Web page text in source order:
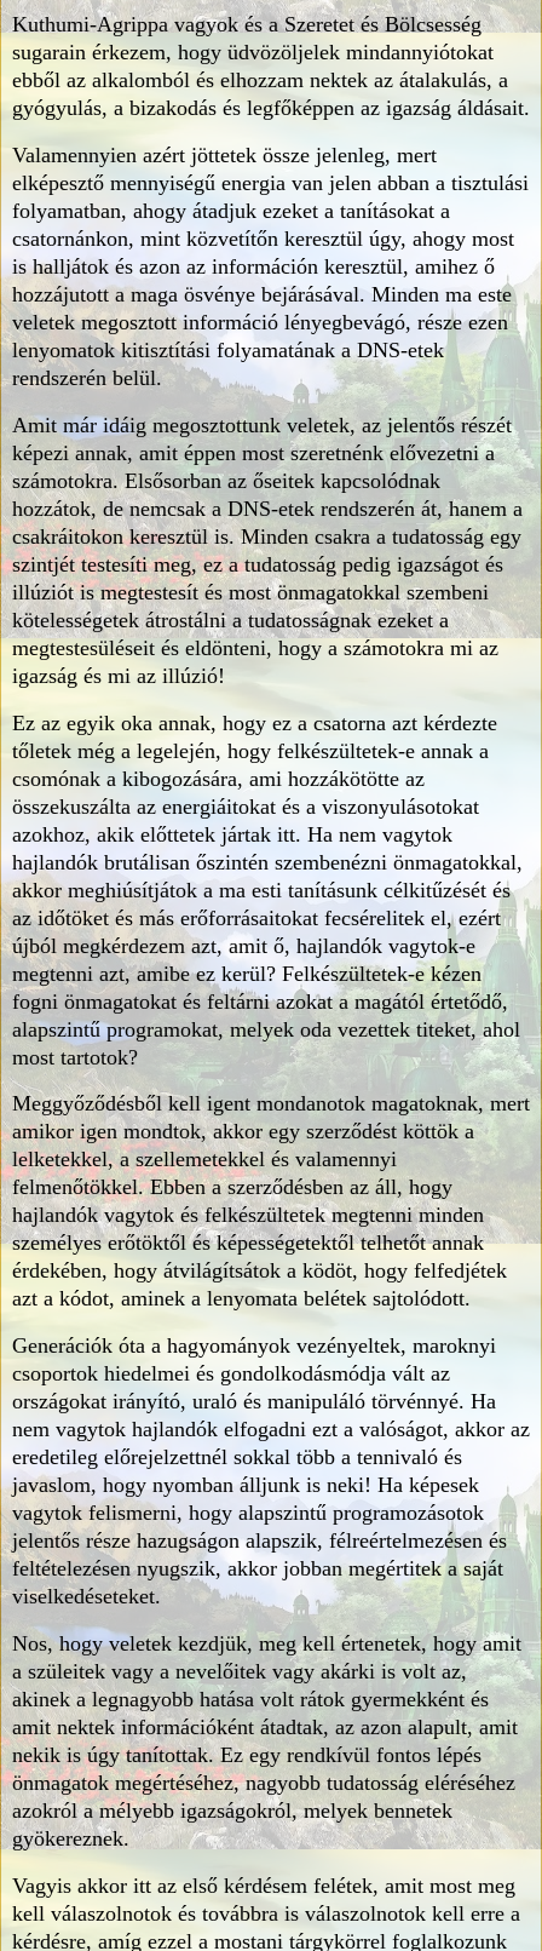
Kuthumi-Agrippa vagyok és a Szeretet és Bölcsesség
sugarain érkezem, hogy üdvözöljelek mindannyiótokat
ebből az alkalomból és elhozzam nektek az átalakulás, a
gyógyulás, a bizakodás és legfőképpen az igazság áldásait.
Valamennyien azért jöttetek össze jelenleg, mert
elképesztő mennyiségű energia van jelen abban a tisztulási
folyamatban, ahogy átadjuk ezeket a tanításokat a
csatornánkon, mint közvetítőn keresztül úgy, ahogy most
is halljátok és azon az információn keresztül, amihez ő
hozzájutott a maga ösvénye bejárásával. Minden ma este
veletek megosztott információ lényegbevágó, része ezen
lenyomatok kitisztítási folyamatának a DNS-etek
rendszerén belül.
Amit már idáig megosztottunk veletek, az jelentős részét
képezi annak, amit éppen most szeretnénk elővezetni a
számotokra. Elsősorban az őseitek kapcsolódnak
hozzátok, de nemcsak a DNS-etek rendszerén át, hanem a
csakráitokon keresztül is. Minden csakra a tudatosság egy
szintjét testesíti meg, ez a tudatosság pedig igazságot és
illúziót is megtestesít és most önmagatokkal szembeni
kötelességetek átrostálni a tudatosságnak ezeket a
megtestesüléseit és eldönteni, hogy a számotokra mi az
igazság és mi az illúzió!
Ez az egyik oka annak, hogy ez a csatorna azt kérdezte
tőletek még a legelején, hogy felkészültetek-e annak a
csomónak a kibogozására, ami hozzákötötte az
összekuszálta az energiáitokat és a viszonyulásotokat
azokhoz, akik előttetek jártak itt. Ha nem vagytok
hajlandók brutálisan őszintén szembenézni önmagatokkal,
akkor meghiúsítjátok a ma esti tanításunk célkitűzését és
az időtöket és más erőforrásaitokat fecsérelitek el, ezért
újból megkérdezem azt, amit ő, hajlandók vagytok-e
megtenni azt, amibe ez kerül? Felkészültetek-e kézen
fogni önmagatokat és feltárni azokat a magától értetődő,
alapszintű programokat, melyek oda vezettek titeket, ahol
most tartotok?
Meggyőződésből kell igent mondanotok magatoknak, mert
amikor igen mondtok, akkor egy szerződést köttök a
lelketekkel, a szellemetekkel és valamennyi
felmenőtökkel. Ebben a szerződésben az áll, hogy
hajlandók vagytok és felkészültetek megtenni minden
személyes erőtöktől és képességetektől telhetőt annak
érdekében, hogy átvilágítsátok a ködöt, hogy felfedjétek
azt a kódot, aminek a lenyomata belétek sajtolódott.
Generációk óta a hagyományok vezényeltek, maroknyi
csoportok hiedelmei és gondolkodásmódja vált az
országokat irányító, uraló és manipuláló törvénnyé. Ha
nem vagytok hajlandók elfogadni ezt a valóságot, akkor az
eredetileg előrejelzettnél sokkal több a tennivaló és
javaslom, hogy nyomban álljunk is neki! Ha képesek
vagytok felismerni, hogy alapszintű programozásotok
jelentős része hazugságon alapszik, félreértelmezésen és
feltételezésen nyugszik, akkor jobban megértitek a saját
viselkedéseteket.
Nos, hogy veletek kezdjük, meg kell értenetek, hogy amit
a szüleitek vagy a nevelőitek vagy akárki is volt az,
akinek a legnagyobb hatása volt rátok gyermekként és
amit nektek információként átadtak, az azon alapult, amit
nekik is úgy tanítottak. Ez egy rendkívül fontos lépés
önmagatok megértéséhez, nagyobb tudatosság eléréséhez
azokról a mélyebb igazságokról, melyek bennetek
gyökereznek.
Vagyis akkor itt az első kérdésem felétek, amit most meg
kell válaszolnotok és továbbra is válaszolnotok kell erre a
kérdésre, amíg ezzel a mostani tárgykörrel foglalkozunk